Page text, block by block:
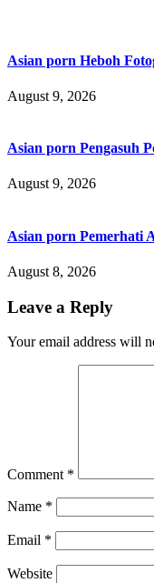
Asian porn Heboh
August 9, 2026
Asian porn Pengasuh
August 9, 2026
Asian porn Pemerhati
August 8, 2026
Leave a Reply
Your email address will
Comment *
Name *
Email *
Website